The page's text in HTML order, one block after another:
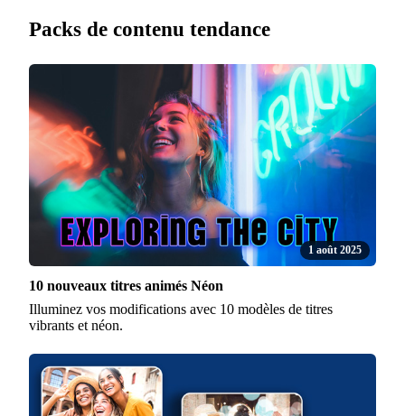
Packs de contenu tendance
1 août 2025
10 nouveaux titres animés Néon
Illuminez vos modifications avec 10 modèles de titres
vibrants et néon.